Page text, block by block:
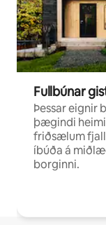
Fullbúnar
Þessar eignir
þægindi
friðsælum
íbúða á
borginni.